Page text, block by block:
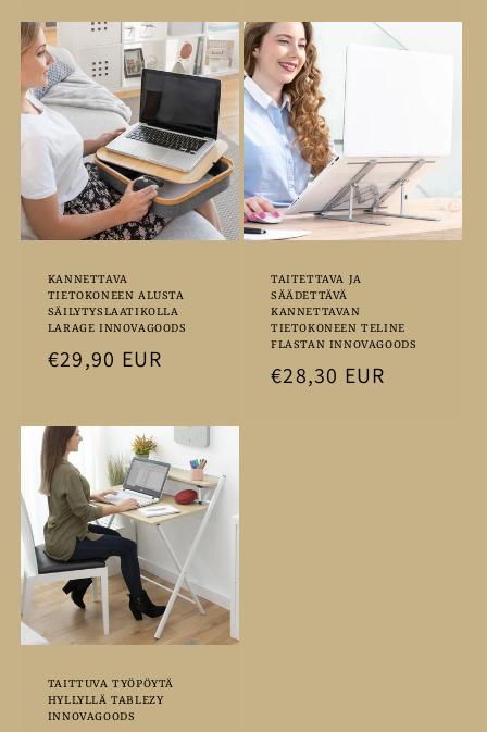
KANNETTAVA
TIETOKONEEN ALUSTA
SÄILYTYSLAATIKOLLA
LARAGE INNOVAGOODS
Normaalihinta
€29,90 EUR
TAITETTAVA JA
SÄÄDETTÄVÄ
KANNETTAVAN
TIETOKONEEN TELINE
FLASTAN INNOVAGOODS
Normaalihinta
€28,30 EUR
TAITTUVA TYÖPÖYTÄ
HYLLYLLÄ TABLEZY
INNOVAGOODS